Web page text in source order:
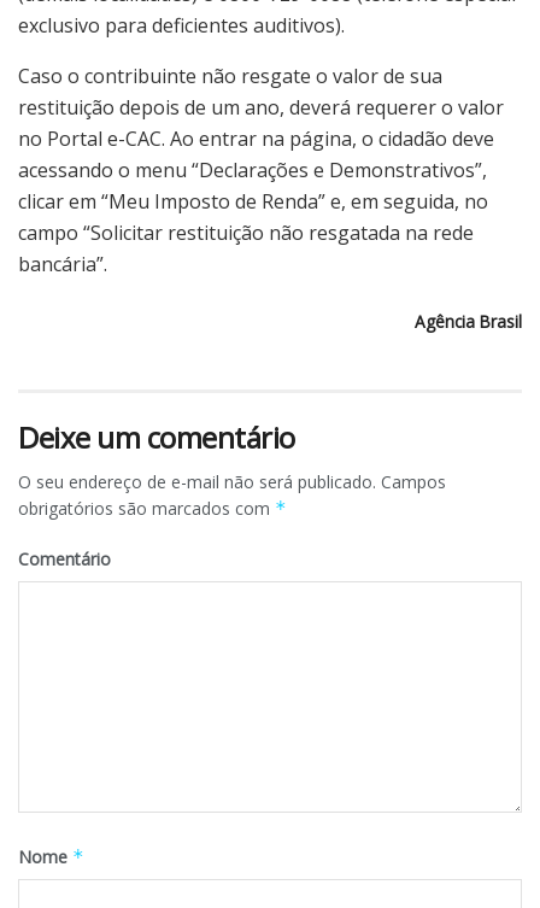
exclusivo para deficientes auditivos).
Caso o contribuinte não resgate o valor de sua
restituição depois de um ano, deverá requerer o valor
no Portal e-CAC. Ao entrar na página, o cidadão deve
acessando o menu “Declarações e Demonstrativos”,
clicar em “Meu Imposto de Renda” e, em seguida, no
campo “Solicitar restituição não resgatada na rede
bancária”.
Agência Brasil
Deixe um comentário
O seu endereço de e-mail não será publicado. Campos
obrigatórios são marcados com *
Comentário
Nome *